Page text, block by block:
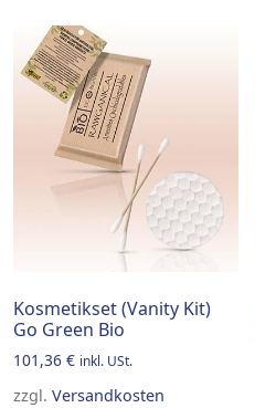
Kosmetikset (Vanity Kit)
Go Green Bio
101,36 € inkl. USt.
zzgl. Versandkosten